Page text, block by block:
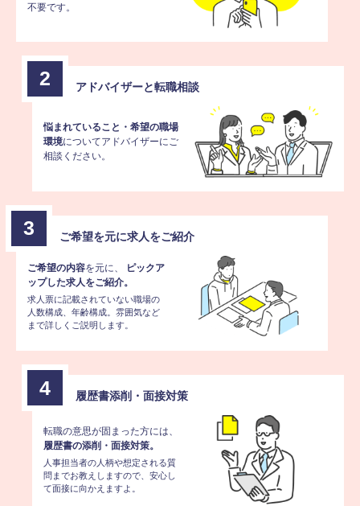
不要です。
2 アドバイザーと転職相談
悩まれていること・希望の職場
環境についてアドバイザーにご
相談ください。
3 ご希望を元に求人をご紹介
ご希望の内容を元に、
ピックア
ップした求人をご紹介。
求人票に記載されていない職場の
人数構成、年齢構成。雰囲気など
まで詳しくご説明します。
4 履歴書添削・面接対策
転職の意思が固まった方には、
履歴書の添削・面接対策。
人事担当者の人柄や想定される質
問までお教えしますので、安心し
て面接に向かえますよ。